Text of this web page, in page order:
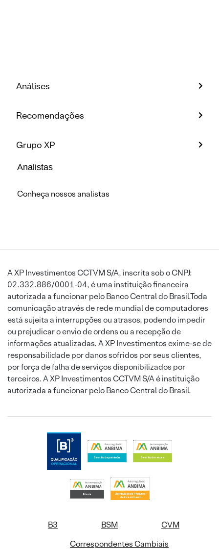
Análises
Recomendações
Grupo XP
Analistas
Conheça nossos analistas
A XP Investimentos CCTVM S/A, inscrita sob o CNPJ:
02.332.886/0001-04, é uma instituição financeira
autorizada a funcionar pelo Banco Central do Brasil.Toda
comunicação através de rede mundial de computadores
está sujeita a interrupções ou atrasos, podendo impedir
ou prejudicar o envio de ordens ou a recepção de
informações atualizadas. A XP Investimentos exime-se de
responsabilidade por danos sofridos por seus clientes,
por força de falha de serviços disponibilizados por
terceiros. A XP Investimentos CCTVM S/A é instituição
autorizada a funcionar pelo Banco Central do Brasil.
B3 BSM
CVM
Correspondentes Cambiais